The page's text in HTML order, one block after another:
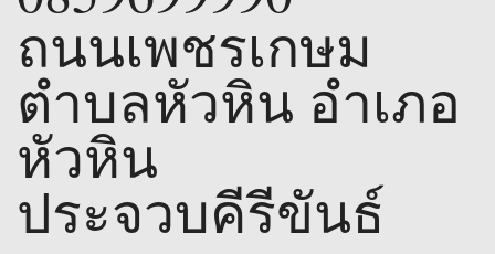
ถนนเพชรเกษม
ตำบลหัวหิน อำเภอ
หัวหิน
ประจวบคีรีขันธ์